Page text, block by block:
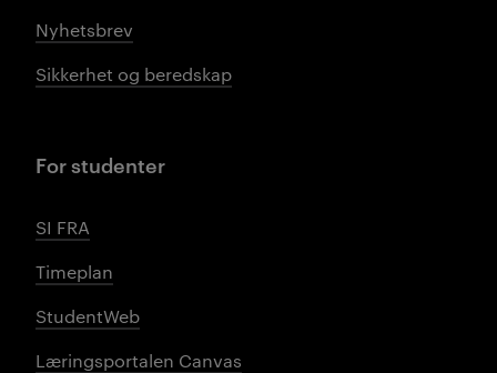
Nyhetsbrev
Sikkerhet og beredskap
For studenter
SI FRA
Timeplan
StudentWeb
Læringsportalen Canvas